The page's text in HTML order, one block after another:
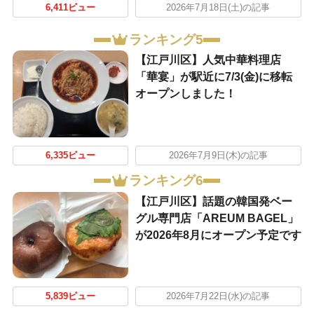
6,411ビュー 2026年7月18日(土)の記事
ランキング5
【江戸川区】人気中華料理店
「華宴」が駅近に7/3(金)に移転
オープンしました！
6,335ビュー 2026年7月9日(木)の記事
ランキング6
【江戸川区】話題の韓国発ベー
グル専門店「AREUM BAGEL」
が2026年8月にオープン予定です
5,839ビュー 2026年7月22日(水)の記事